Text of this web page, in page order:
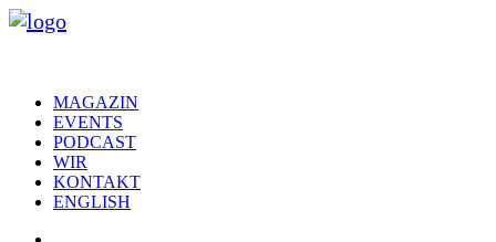
MAGAZIN
EVENTS
PODCAST
WIR
KONTAKT
ENGLISH